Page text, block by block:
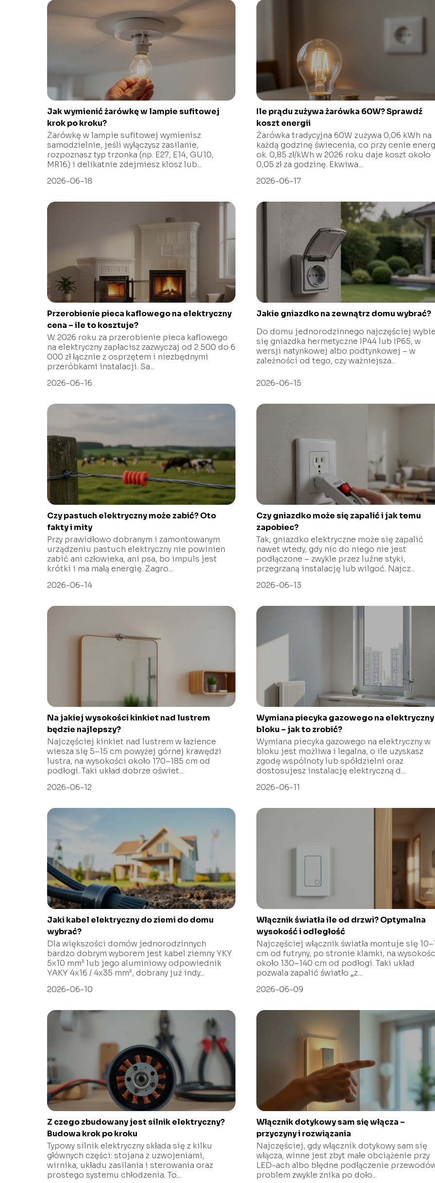
Jak wymienić żarówkę w lampie sufitowej
krok po kroku?
Żarówkę w lampie sufitowej wymienisz
samodzielnie, jeśli wyłączysz zasilanie,
rozpoznasz typ trzonka (np. E27, E14, GU10,
MR16) i delikatnie zdejmiesz klosz lub...
2026-06-18
Ile prądu zużywa żarówka 60W? Sprawdź
koszt energii
Żarówka tradycyjna 60W zużywa 0,06 kWh na
każdą godzinę świecenia, co przy cenie
ok. 0,85 zł/kWh w 2026 roku daje koszt około
0,05 zł za godzinę. Ekwiwa...
2026-06-17
Przerobienie pieca kaflowego na elektryczny
cena – ile to kosztuje?
W 2026 roku za przerobienie pieca kaflowego
na elektryczny zapłacisz zazwyczaj od 2 500 do 6
000 zł łącznie z osprzętem i niezbędnymi
przeróbkami instalacji. Sa...
2026-06-16
Jakie gniazdko na zewnątrz domu wybrać?
Do domu jednorodzinnego najczęściej
się gniazdka hermetyczne IP44 lub IP65, w
wersji natynkowej albo podtynkowej – w
zależności od tego, czy ważniejsza...
2026-06-15
Czy pastuch elektryczny może zabić? Oto
fakty i mity
Przy prawidłowo dobranym i zamontowanym
urządzeniu pastuch elektryczny nie powinien
zabić ani człowieka, ani psa, bo impuls jest
krótki i ma małą energię. Zagro...
2026-06-14
Czy gniazdko może się zapalić i jak temu
zapobiec?
Tak, gniazdko elektryczne może się zapalić
nawet wtedy, gdy nic do niego nie jest
podłączone – zwykle przez luźne styki,
przegrzaną instalację lub wilgoć. Najcz...
2026-06-13
Na jakiej wysokości kinkiet nad lustrem
będzie najlepszy?
Najczęściej kinkiet nad lustrem w łazience
wiesza się 5–15 cm powyżej górnej krawędzi
lustra, na wysokości około 170–185 cm od
podłogi. Taki układ dobrze oświet...
2026-06-12
Wymiana piecyka gazowego na
bloku – jak to zrobić?
Wymiana piecyka gazowego na elektryczny w
bloku jest możliwa i legalna, o ile uzyskasz
zgodę wspólnoty lub spółdzielni oraz
dostosujesz instalację elektryczną d...
2026-06-11
Jaki kabel elektryczny do ziemi do domu
wybrać?
Dla większości domów jednorodzinnych
bardzo dobrym wyborem jest kabel ziemny YKY
5x10 mm² lub jego aluminiowy odpowiednik
YAKY 4x16 / 4x35 mm², dobrany już indy...
2026-06-10
Włącznik światła ile od drzwi? Optymalna
wysokość i odległość
Najczęściej włącznik światła montuje się
cm od futryny, po stronie klamki, na
około 130–140 cm od podłogi. Taki układ
pozwala zapalić światło „z...
2026-06-09
Z czego zbudowany jest silnik elektryczny?
Budowa krok po kroku
Typowy silnik elektryczny składa się z kilku
głównych części: stojana z uzwojeniami,
wirnika, układu zasilania i sterowania oraz
prostego systemu chłodzenia. To...
Włącznik dotykowy sam się włącza –
przyczyny i rozwiązania
Najczęściej, gdy włącznik dotykowy sam się
włącza, winne jest zbyt małe obciążenie przy
LED-ach albo błędne podłączenie
problem zwykle znika po doło...